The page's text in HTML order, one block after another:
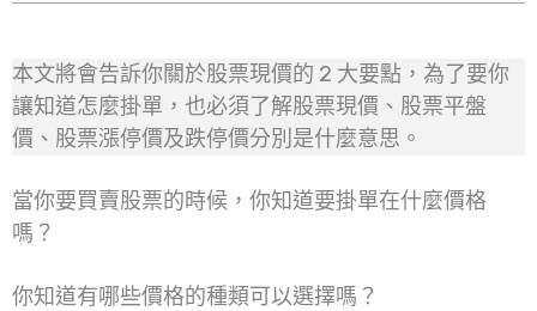
本文將會告訴你關於股票現價的 2 大要點，為了要你
讓知道怎麼掛單，也必須了解股票現價、股票平盤
價、股票漲停價及跌停價分別是什麼意思。
當你要買賣股票的時候，你知道要掛單在什麼價格
嗎？
你知道有哪些價格的種類可以選擇嗎？